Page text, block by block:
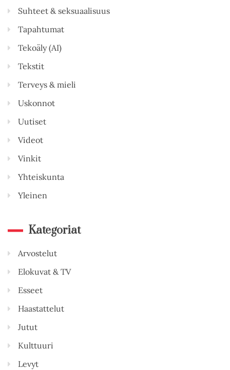
Suhteet & seksuaalisuus
Tapahtumat
Tekoäly (AI)
Tekstit
Terveys & mieli
Uskonnot
Uutiset
Videot
Vinkit
Yhteiskunta
Yleinen
Kategoriat
Arvostelut
Elokuvat & TV
Esseet
Haastattelut
Jutut
Kulttuuri
Levyt